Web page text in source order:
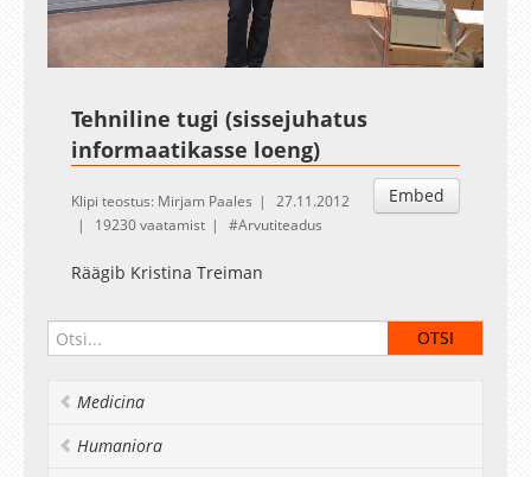
Unmute
1.06%
Esituskiirused
Auto
Tehniline tugi (sissejuhatus
informaatikasse loeng)
Embed
Klipi teostus: Mirjam Paales
27.11.2012
19230 vaatamist
Arvutiteadus
Räägib Kristina Treiman
Medicina
Humaniora